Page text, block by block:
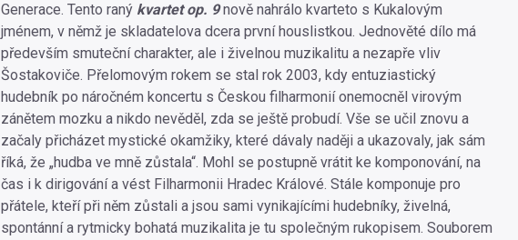
Generace. Tento raný kvartet op. 9nově nahrálo kvarteto s Kukalovým
jménem, v němž je skladatelova dcera první houslistkou. Jednověté dílo má
především smuteční charakter, ale i živelnou muzikalitu a nezapře vliv
Šostakoviče. Přelomovým rokem se stal rok 2003, kdy entuziastický
hudebník po náročném koncertu s Českou filharmonií onemocněl virovým
zánětem mozku a nikdo nevěděl, zda se ještě probudí. Vše se učil znovu a
začaly přicházet mystické okamžiky, které dávaly naději a ukazovaly, jak sám
říká, že „hudba ve mně zůstala“. Mohl se postupně vrátit ke komponování, na
čas i k dirigování a vést Filharmonii Hradec Králové. Stále komponuje pro
přátele, kteří při něm zůstali a jsou sami vynikajícími hudebníky, živelná,
spontánní a rytmicky bohatá muzikalita je tu společným rukopisem. Souborem